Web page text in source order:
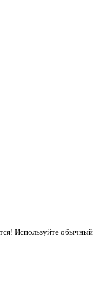
Используйте обычный